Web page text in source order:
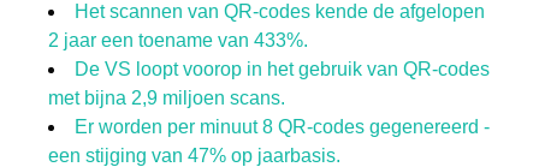
Het scannen van QR-codes kende de afgelopen
2 jaar een toename van 433%.
De VS loopt voorop in het gebruik van QR-codes
met bijna 2,9 miljoen scans.
Er worden per minuut 8 QR-codes gegenereerd -
een stijging van 47% op jaarbasis.